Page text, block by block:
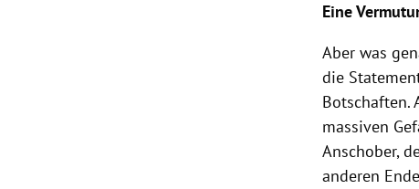
Eine
Aber was
die
Botschaften.
massiven
Anschober,
anderen